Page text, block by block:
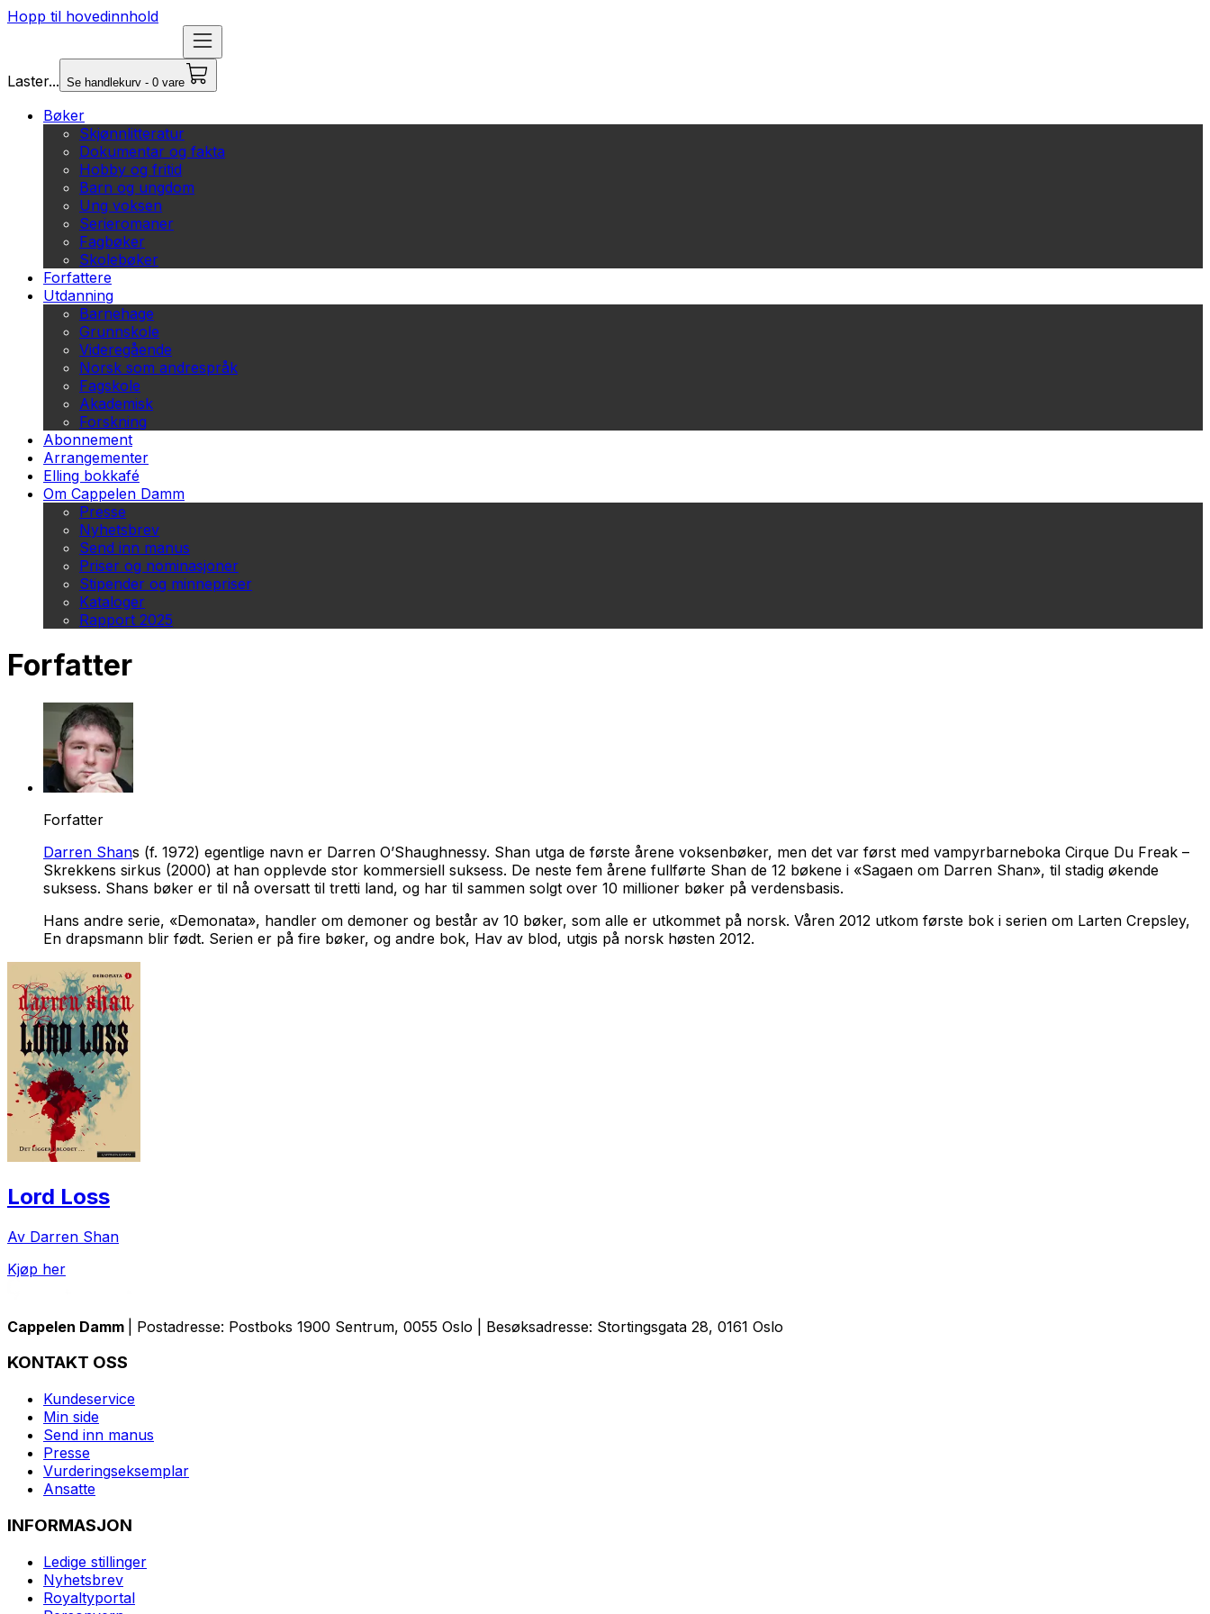
Hopp til hovedinnhold
Laster... Se handlekurv - 0 vare
Bøker
Skjønnlitteratur
Dokumentar og fakta
Hobby og fritid
Barn og ungdom
Ung voksen
Serieromaner
Fagbøker
Skolebøker
Forfattere
Utdanning
Barnehage
Grunnskole
Videregående
Norsk som andrespråk
Fagskole
Akademisk
Forskning
Abonnement
Arrangementer
Elling bokkafé
Om Cappelen Damm
Presse
Nyhetsbrev
Send inn manus
Priser og nominasjoner
Stipender og minnepriser
Kataloger
Rapport 2025
Forfatter
Forfatter
Darren Shans (f. 1972) egentlige navn er Darren O’Shaughnessy. Shan utga de første årene voksenbøker, men det var først med vampyrbarneboka Cirque Du Freak –
Skrekkens sirkus (2000) at han opplevde stor kommersiell suksess. De neste fem årene fullførte Shan de 12 bøkene i «Sagaen om Darren Shan», til stadig økende
suksess. Shans bøker er til nå oversatt til tretti land, og har til sammen solgt over 10 millioner bøker på verdensbasis.
Hans andre serie, «Demonata», handler om demoner og består av 10 bøker, som alle er utkommet på norsk. Våren 2012 utkom første bok i serien om Larten Crepsley,
En drapsmann blir født. Serien er på fire bøker, og andre bok, Hav av blod, utgis på norsk høsten 2012.
Lord Loss
Av Darren Shan
Kjøp her
Cappelen Damm | Postadresse: Postboks 1900 Sentrum, 0055 Oslo | Besøksadresse: Stortingsgata 28, 0161 Oslo
KONTAKT OSS
Kundeservice
Min side
Send inn manus
Presse
Vurderingseksemplar
Ansatte
INFORMASJON
Ledige stillinger
Nyhetsbrev
Royaltyportal